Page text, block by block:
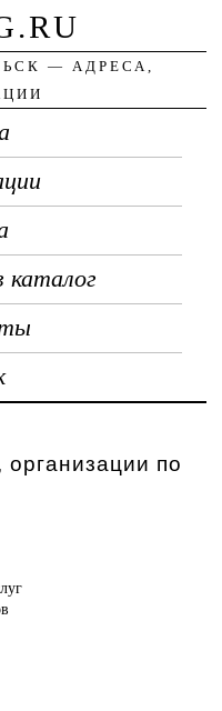
— АДРЕСА,
каталог
по